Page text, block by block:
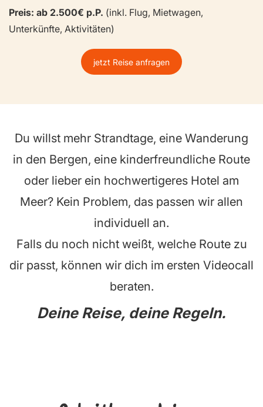
Preis: ab 2.500€ p.P. (inkl. Flug, Mietwagen,
Unterkünfte, Aktivitäten)
jetzt Reise anfragen
Du willst mehr Strandtage, eine Wanderung
in den Bergen, eine kinderfreundliche Route
oder lieber ein hochwertigeres Hotel am
Meer? Kein Problem, das passen wir allen
individuell an.
Falls du noch nicht weißt, welche Route zu
dir passt, können wir dich im ersten Videocall
beraten.
Deine Reise, deine Regeln.